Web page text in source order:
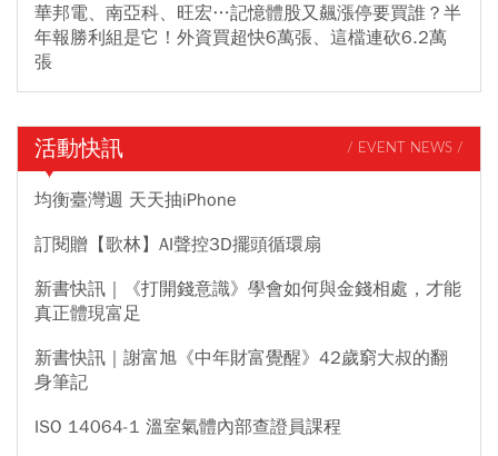
華邦電、南亞科、旺宏…記憶體股又飆漲停要買誰？半
年報勝利組是它！外資買超快6萬張、這檔連砍6.2萬
張
活動快訊 / EVENT NEWS /
均衡臺灣週 天天抽iPhone
訂閱贈【歌林】AI聲控3D擺頭循環扇
新書快訊｜《打開錢意識》學會如何與金錢相處，才能
真正體現富足
新書快訊｜謝富旭《中年財富覺醒》42歲窮大叔的翻
身筆記
ISO 14064-1 溫室氣體內部查證員課程